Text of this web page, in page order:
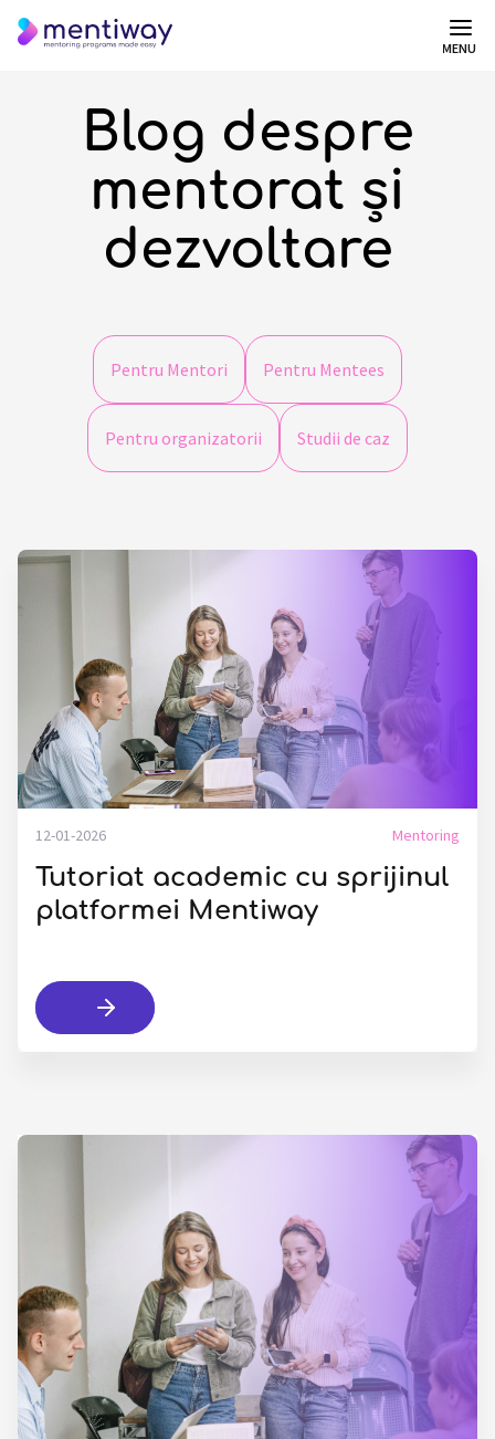
MENU
Blog despre
mentorat și
dezvoltare
Pentru Mentori Pentru Mentees
Pentru organizatorii Studii de caz
12-01-2026 Mentoring
Tutoriat academic cu sprijinul
platformei Mentiway